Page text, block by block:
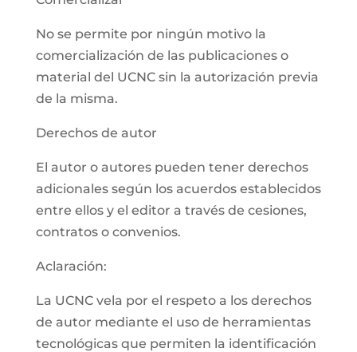
No se permite por ningún motivo la
comercialización de las publicaciones o
material del UCNC sin la autorización previa
de la misma.
Derechos de autor
El autor o autores pueden tener derechos
adicionales según los acuerdos establecidos
entre ellos y el editor a través de cesiones,
contratos o convenios.
Aclaración:
La UCNC vela por el respeto a los derechos
de autor mediante el uso de herramientas
tecnológicas que permiten la identificación